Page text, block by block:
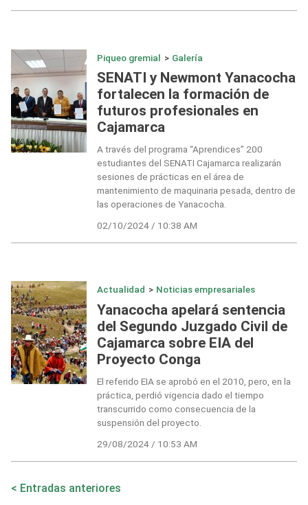
Piqueo gremial > Galería
SENATI y Newmont Yanacocha
fortalecen la formación de
futuros profesionales en
Cajamarca
A través del programa “Aprendices” 200
estudiantes del SENATI Cajamarca realizarán
sesiones de prácticas en el área de
mantenimiento de maquinaria pesada, dentro de
las operaciones de Yanacocha.
02/10/2024 / 10:38 AM
Actualidad > Noticias empresariales
Yanacocha apelará sentencia
del Segundo Juzgado Civil de
Cajamarca sobre EIA del
Proyecto Conga
El referido EIA se aprobó en el 2010, pero, en la
práctica, perdió vigencia dado el tiempo
transcurrido como consecuencia de la
suspensión del proyecto.
29/08/2024 / 10:53 AM
Navegación
Entradas anteriores